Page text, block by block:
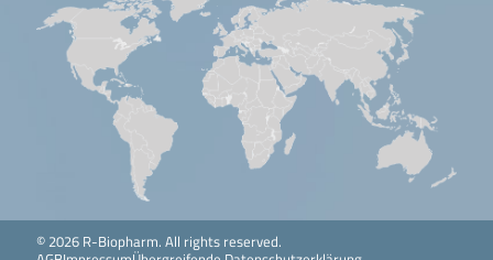
© 2026 R-Biopharm. All rights reserved.